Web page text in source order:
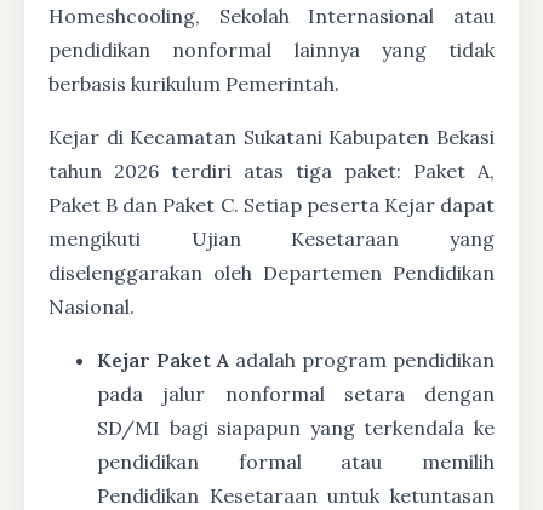
Homeshcooling, Sekolah Internasional atau
pendidikan nonformal lainnya yang tidak
berbasis kurikulum Pemerintah.
Kejar di Kecamatan Sukatani Kabupaten Bekasi
tahun 2026 terdiri atas tiga paket: Paket A,
Paket B dan Paket C. Setiap peserta Kejar dapat
mengikuti Ujian Kesetaraan yang
diselenggarakan oleh Departemen Pendidikan
Nasional.
Kejar Paket A adalah program pendidikan
pada jalur nonformal setara dengan
SD/MI bagi siapapun yang terkendala ke
pendidikan formal atau memilih
Pendidikan Kesetaraan untuk ketuntasan